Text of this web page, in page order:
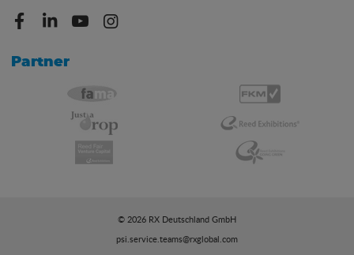
Partner
© 2026 RX Deutschland GmbH
psi.service.teams@rxglobal.com